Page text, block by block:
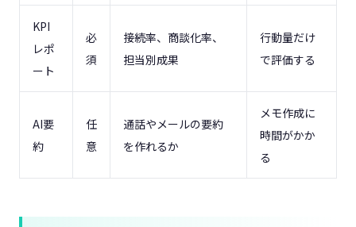
KPI
レポ
ート
必
須
接続率、商談化率、
担当別成果
行動量だけ
で評価する
AI要
約
任
意
通話やメールの要約
を作れるか
メモ作成に
時間がかか
る